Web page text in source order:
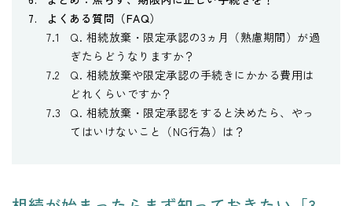
よくある質問（FAQ）
Q. 相続放棄・限定承認の3ヵ月（熟慮期間）が過
ぎたらどうなりますか？
Q. 相続放棄や限定承認の手続きにかかる費用は
どれくらいですか？
Q. 相続放棄・限定承認をすると決めたら、やっ
てはいけないこと（NG行為）は？